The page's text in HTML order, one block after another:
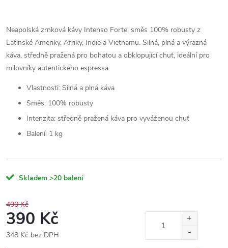
Neapolská zrnková kávy Intenso Forte, směs 100% robusty z
Latinské Ameriky, Afriky, Indie a Vietnamu. Silná, plná a výrazná
káva, středně pražená pro bohatou a obklopující chuť, ideální pro
milovníky autentického espressa.
Vlastnosti: Silná a plná káva
Směs: 100% robusty
Intenzita: středně pražená káva pro vyváženou chuť
Balení: 1 kg
Skladem >20 balení
490 Kč
390 Kč
348 Kč bez DPH